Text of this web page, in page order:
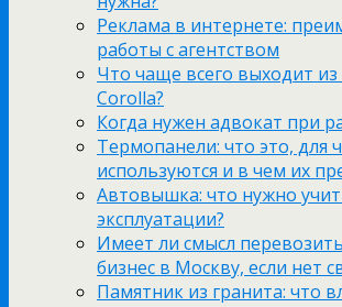
Реклама в интернете:
работы с агентством
Что чаще всего выходит из
Corolla?
Когда нужен адвокат при
Термопанели: что это, для
используются и в чем их
Автовышка: что нужно
эксплуатации?
Имеет ли смысл
бизнес в Москву, если нет
Памятник из гранита: что